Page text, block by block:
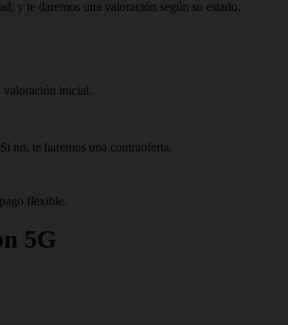
y te daremos una valoración según su estado.
valoración inicial.
no, te haremos una contraoferta.
flexible.
5G